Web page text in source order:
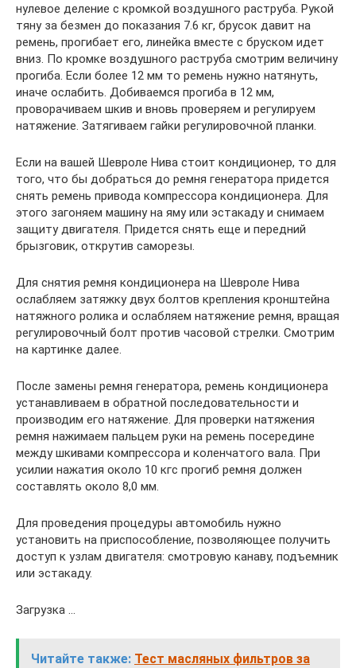
нулевое деление с кромкой воздушного раструба. Рукой
тяну за безмен до показания 7.6 кг, брусок давит на
ремень, прогибает его, линейка вместе с бруском идет
вниз. По кромке воздушного раструба смотрим величину
прогиба. Если более 12 мм то ремень нужно натянуть,
иначе ослабить. Добиваемся прогиба в 12 мм,
проворачиваем шкив и вновь проверяем и регулируем
натяжение. Затягиваем гайки регулировочной планки.
Если на вашей Шевроле Нива стоит кондиционер, то для
того, что бы добраться до ремня генератора придется
снять ремень привода компрессора кондиционера. Для
этого загоняем машину на яму или эстакаду и снимаем
защиту двигателя. Придется снять еще и передний
брызговик, открутив саморезы.
Для снятия ремня кондиционера на Шевроле Нива
ослабляем затяжку двух болтов крепления кронштейна
натяжного ролика и ослабляем натяжение ремня, вращая
регулировочный болт против часовой стрелки. Смотрим
на картинке далее.
После замены ремня генератора, ремень кондиционера
устанавливаем в обратной последовательности и
производим его натяжение. Для проверки натяжения
ремня нажимаем пальцем руки на ремень посередине
между шкивами компрессора и коленчатого вала. При
усилии нажатия около 10 кгс прогиб ремня должен
составлять около 8,0 мм.
Для проведения процедуры автомобиль нужно
установить на приспособление, позволяющее получить
доступ к узлам двигателя: смотровую канаву, подъемник
или эстакаду.
Загрузка …
Читайте также: Тест масляных фильтров за